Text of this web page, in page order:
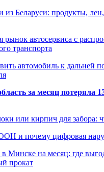
из Беларуси: продукты,
рынок автосервиса с
транспорта
автомобиль к дальней
за месяц потеряла
или кирпич для забора:
и почему цифровая
в Минске на месяц: где
прокат